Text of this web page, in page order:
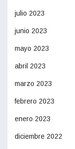
julio 2023
junio 2023
mayo 2023
abril 2023
marzo 2023
febrero 2023
enero 2023
diciembre 2022